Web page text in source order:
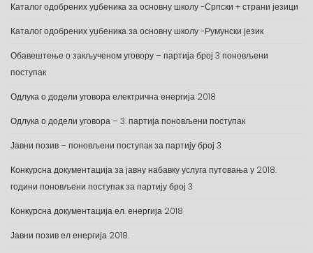
Каталог одобрених уџбеника за основну школу -Српски + страни језици
Каталог одобрених уџбеника за основну школу -Румунски језик
Обавештење о закљученом уговору – партија број 3 поновљени
поступак
Одлука о додели уговора електрична енергија 2018
Одлука о додели уговора – 3. партија поновљени поступак
Јавни позив – поновљени поступак за партију број 3
Конкурсна документација за јавну набавку услуга путовања у 2018.
години поновљени поступак за партију број 3
Конкурсна документација ел. енергија 2018
Јавни позив ел енергија 2018.